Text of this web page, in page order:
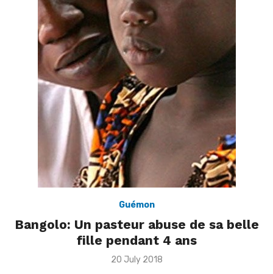
Guémon
Bangolo: Un pasteur abuse de sa belle
fille pendant 4 ans
Posted
20 July 2018